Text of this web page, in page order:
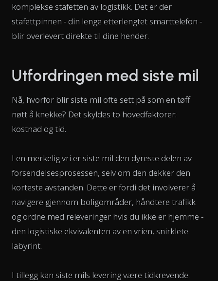
komplekse stafetten av logistikk. Det er der
stafettpinnen - din lenge etterlengtet smarttelefon -
blir overlevert direkte til dine hender.
Utfordringen med siste mil
Nå, hvorfor blir siste mil ofte sett på som en tøff
nøtt å knekke? Det skyldes to hovedfaktorer:
kostnad og tid.
I en merkelig vri er siste mil den dyreste delen av
forsendelsesprosessen, selv om den dekker den
korteste avstanden. Dette er fordi det involverer å
navigere gjennom boligområder, håndtere trafikk
og ordne med releveringer hvis du ikke er hjemme -
den logistiske ekvivalenten av en vrien, snirklete
labyrint.
I tillegg kan siste mils levering være tidkrevende.